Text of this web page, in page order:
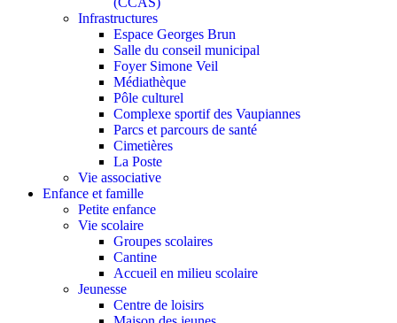
Infrastructures
Espace Georges Brun
Salle du conseil municipal
Foyer Simone Veil
Médiathèque
Pôle culturel
Complexe sportif des Vaupiannes
Parcs et parcours de santé
Cimetières
La Poste
Vie associative
Enfance et famille
Petite enfance
Vie scolaire
Groupes scolaires
Cantine
Accueil en milieu scolaire
Jeunesse
Centre de loisirs